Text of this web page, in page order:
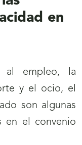
en
al empleo, la
y el ocio, el
son algunas
en el convenio